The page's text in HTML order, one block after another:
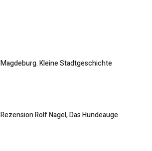
Magdeburg. Kleine Stadtgeschichte
Rezension Rolf Nagel, Das Hundeauge